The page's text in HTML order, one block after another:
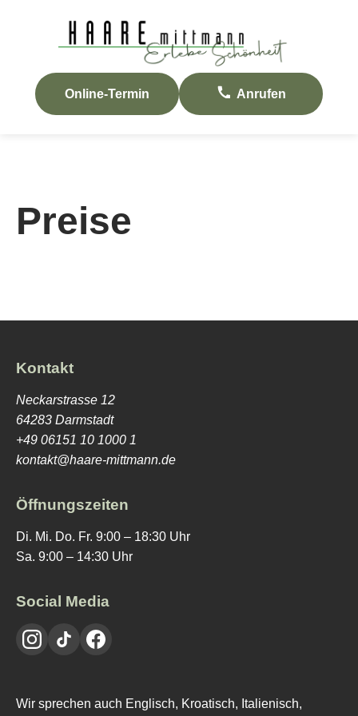
Online-Termin Anrufen
Preise
Kontakt
Neckarstrasse 12
64283 Darmstadt
+49 06151 10 1000 1
kontakt@haare-mittmann.de
Öffnungszeiten
Di. Mi. Do. Fr. 9:00 – 18:30 Uhr
Sa. 9:00 – 14:30 Uhr
Social Media
Wir sprechen auch Englisch, Kroatisch, Italienisch,